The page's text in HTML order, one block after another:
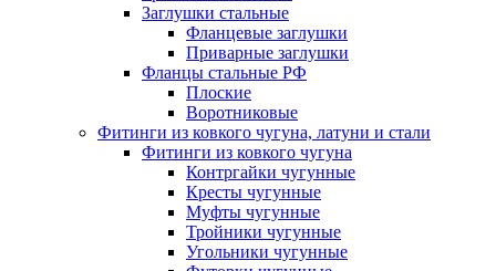
Заглушки стальные
Фланцевые заглушки
Приварные заглушки
Фланцы стальные РФ
Плоские
Воротниковые
Фитинги из ковкого чугуна, латуни и стали
Фитинги из ковкого чугуна
Контргайки чугунные
Кресты чугунные
Муфты чугунные
Тройники чугунные
Угольники чугунные